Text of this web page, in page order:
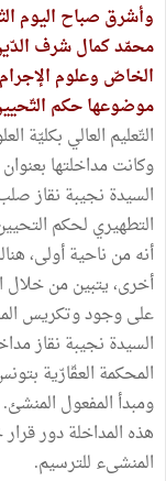
وأشرق صباح اليوم
محمّد كمال شرف
الخاصّ وعلوم
موضوعها حكم
التّعليم العالي بكليّة
وكانت مداخلتها
السيدة نجيبة نقاز
التطهيري لحكم
أنه من ناحية أولى،
أخرى، يتبين من خلال
على وجود وتكريس
السيدة نجيبة نقاز
المحكمة العقّارّية
ومبدأ المفعول
هذه المداخلة دور
المنشىء للترسيم.